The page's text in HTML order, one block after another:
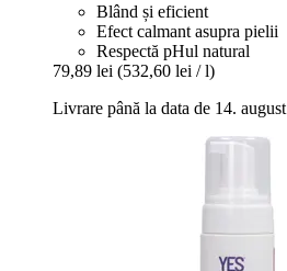
Blând și eficient
Efect calmant asupra pielii
Respectă pHul natural
79,89 lei (532,60 lei / l)
Livrare până la data de 14. august